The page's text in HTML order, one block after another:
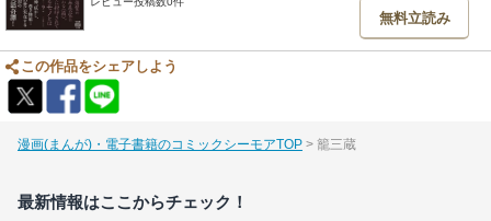
無料立読み
この作品をシェアしよう
漫画(まんが)・電子書籍のコミックシーモアTOP 籠三蔵
最新情報はここからチェック！